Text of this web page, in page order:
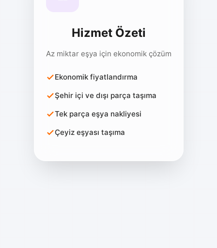
Hizmet Özeti
Az miktar eşya için ekonomik çözüm
Ekonomik fiyatlandırma
Şehir içi ve dışı parça taşıma
Tek parça eşya nakliyesi
Çeyiz eşyası taşıma